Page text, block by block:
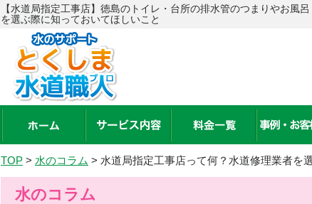
【水道局指定工事店】徳島のトイレ・台所の排水管のつまりやお風
を選ぶ際に知っておいてほしいこと
TOP > 水のコラム > 水道局指定工事店って何？水道修理業者を
水のコラム